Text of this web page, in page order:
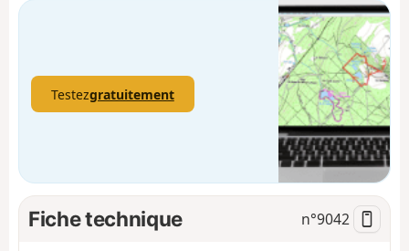
Testezgratuitement
Fiche technique n°9042